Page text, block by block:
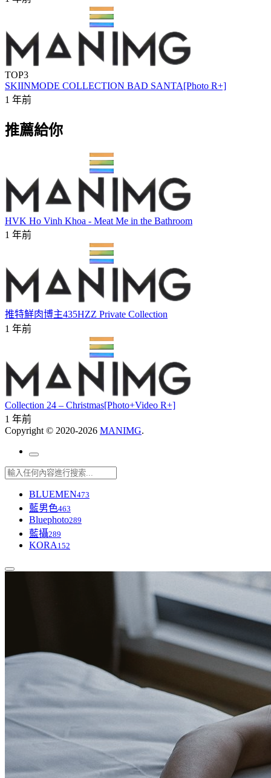
TOP3
SKIINMODE COLLECTION BAD SANTA[Photo R+]
1 年前
推薦給你
HVK Ho Vinh Khoa - Meat Me in the Bathroom
1 年前
推特鮮肉博主435HZZ Private Collection
1 年前
Collection 24 – Christmas[Photo+Video R+]
1 年前
Copyright © 2020-2026 MANIMG.
BLUEMEN473
藍男色463
Bluephoto289
藍攝289
KORA152